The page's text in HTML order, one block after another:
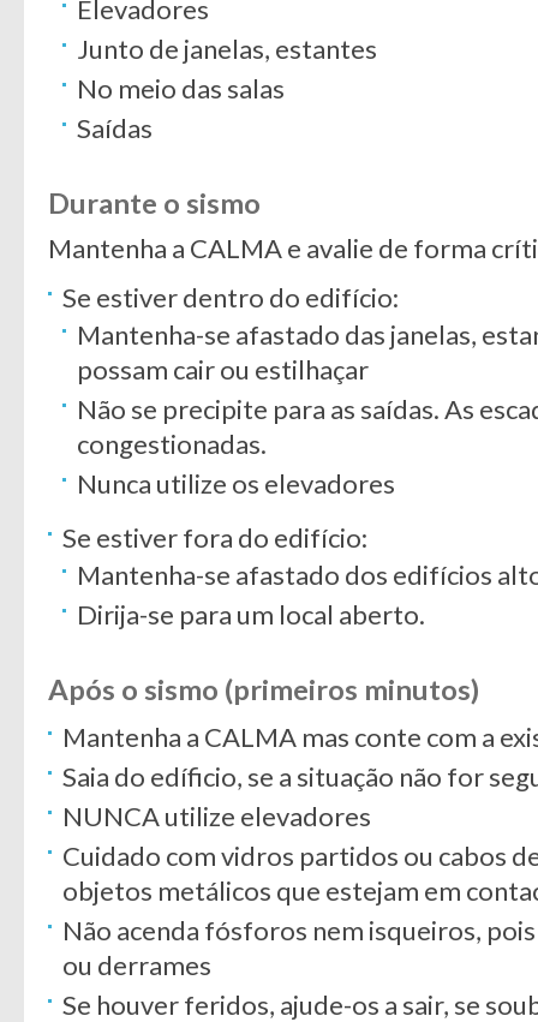
Elevadores
Junto de janelas, estantes
No meio das salas
Saídas
Durante o sismo
Mantenha a CALMA e avalie de forma
Se estiver dentro do edifício:
Mantenha-se afastado das janelas,
possam cair ou estilhaçar
Não se precipite para as saídas. As
congestionadas.
Nunca utilize os elevadores
Se estiver fora do edifício:
Mantenha-se afastado dos edifícios
Dirija-se para um local aberto.
Após o sismo (primeiros minutos)
Mantenha a CALMA mas conte com a
Saia do edíficio, se a situação não for
NUNCA utilize elevadores
Cuidado com vidros partidos ou cabos
objetos metálicos que estejam em
Não acenda fósforos nem isqueiros,
ou derrames
Se houver feridos, ajude-os a sair, se